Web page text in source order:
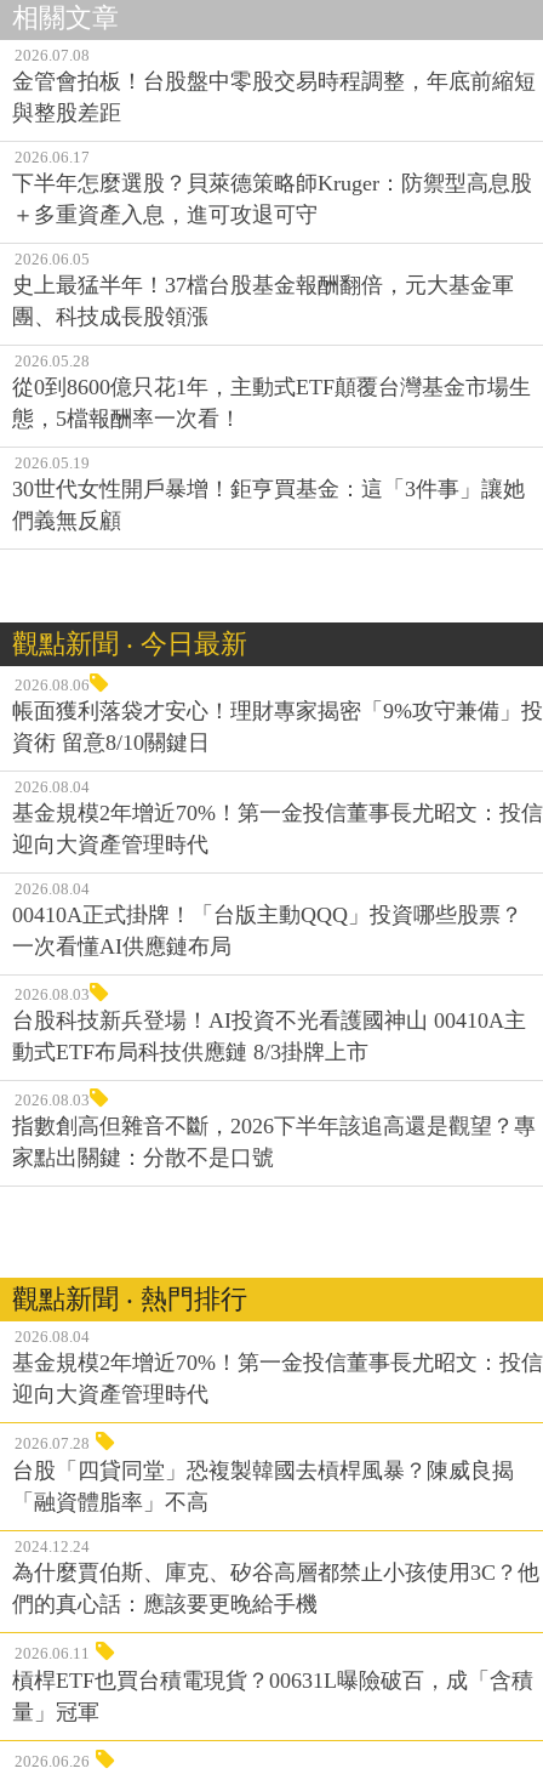
相關文章
2026.07.08
金管會拍板！台股盤中零股交易時程調整，年底前縮短
與整股差距
2026.06.17
下半年怎麼選股？貝萊德策略師Kruger：防禦型高息股
＋多重資產入息，進可攻退可守
2026.06.05
史上最猛半年！37檔台股基金報酬翻倍，元大基金軍
團、科技成長股領漲
2026.05.28
從0到8600億只花1年，主動式ETF顛覆台灣基金市場生
態，5檔報酬率一次看！
2026.05.19
30世代女性開戶暴增！鉅亨買基金：這「3件事」讓她
們義無反顧
觀點新聞 ‧ 今日最新
2026.08.06
帳面獲利落袋才安心！理財專家揭密「9%攻守兼備」投
資術 留意8/10關鍵日
2026.08.04
基金規模2年增近70%！第一金投信董事長尤昭文：投信
迎向大資產管理時代
2026.08.04
00410A正式掛牌！「台版主動QQQ」投資哪些股票？
一次看懂AI供應鏈布局
2026.08.03
台股科技新兵登場！AI投資不光看護國神山 00410A主
動式ETF布局科技供應鏈 8/3掛牌上市
2026.08.03
指數創高但雜音不斷，2026下半年該追高還是觀望？專
家點出關鍵：分散不是口號
觀點新聞 ‧ 熱門排行
2026.08.04
基金規模2年增近70%！第一金投信董事長尤昭文：投信
迎向大資產管理時代
2026.07.28
台股「四貸同堂」恐複製韓國去槓桿風暴？陳威良揭
「融資體脂率」不高
2024.12.24
為什麼賈伯斯、庫克、矽谷高層都禁止小孩使用3C？他
們的真心話：應該要更晚給手機
2026.06.11
槓桿ETF也買台積電現貨？00631L曝險破百，成「含積
量」冠軍
2026.06.26